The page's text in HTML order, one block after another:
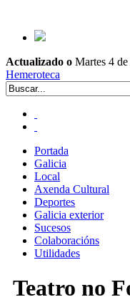
Actualizado o Martes 4
Hemeroteca
Portada
Galicia
Local
Axenda Cultural
Deportes
Galicia exterior
Sucesos
Colaboracións
Utilidades
Teatro no